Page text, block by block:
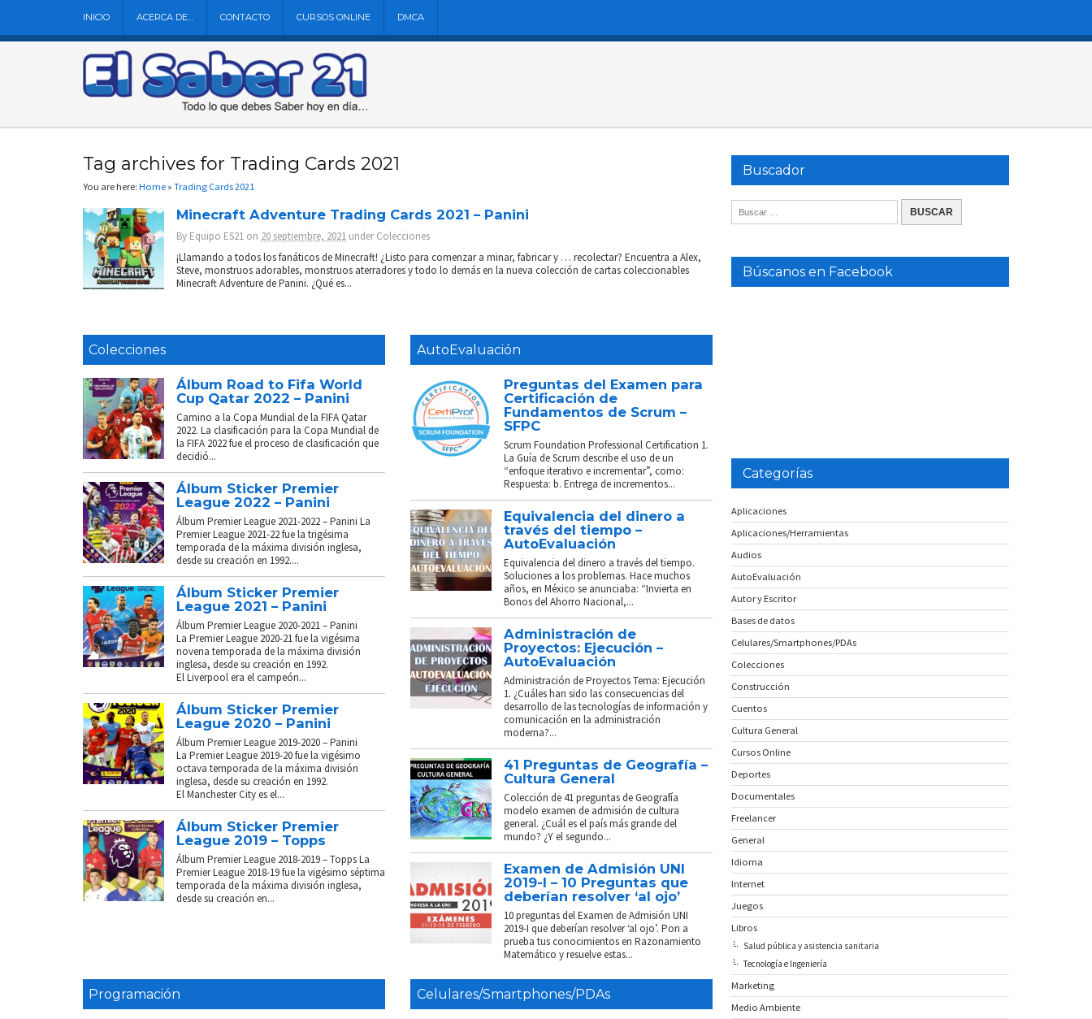
INICIO ACERCA DE… CONTACTO CURSOS ONLINE DMCA
Tag archives for Trading Cards 2021
You are here: Home » Trading Cards 2021
Minecraft Adventure Trading Cards 2021 – Panini
By Equipo ES21 on 20 septiembre, 2021 underColecciones
¡Llamando a todos los fanáticos de Minecraft! ¿Listo para comenzar a minar, fabricar y … recolectar? Encuentra a Alex,
Steve, monstruos adorables, monstruos aterradores y todo lo demás en la nueva colección de cartas coleccionables
Minecraft Adventure de Panini. ¿Qué es...
Colecciones
Álbum Road to Fifa World
Cup Qatar 2022 – Panini
Camino a la Copa Mundial de la FIFA Qatar
2022. La clasificación para la Copa Mundial de
la FIFA 2022 fue el proceso de clasificación que
decidió...
Álbum Sticker Premier
League 2022 – Panini
Álbum Premier League 2021-2022 – Panini La
Premier League 2021-22 fue la trigésima
temporada de la máxima división inglesa,
desde su creación en 1992....
Álbum Sticker Premier
League 2021 – Panini
Álbum Premier League 2020-2021 – Panini
La Premier League 2020-21 fue la vigésima
novena temporada de la máxima división
inglesa, desde su creación en 1992.
El Liverpool era el campeón...
Álbum Sticker Premier
League 2020 – Panini
Álbum Premier League 2019-2020 – Panini
La Premier League 2019-20 fue la vigésimo
octava temporada de la máxima división
inglesa, desde su creación en 1992.
El Manchester City es el...
Álbum Sticker Premier
League 2019 – Topps
Álbum Premier League 2018-2019 – Topps La
Premier League 2018-19 fue la vigésimo séptima
temporada de la máxima división inglesa,
desde su creación en...
AutoEvaluación
Preguntas del Examen para
Certificación de
Fundamentos de Scrum –
SFPC
Scrum Foundation Professional Certification 1.
La Guía de Scrum describe el uso de un
“enfoque iterativo e incrementar”, como:
Respuesta: b. Entrega de incrementos...
Equivalencia del dinero a
través del tiempo –
AutoEvaluación
Equivalencia del dinero a través del tiempo.
Soluciones a los problemas. Hace muchos
años, en México se anunciaba: “Invierta en
Bonos del Ahorro Nacional,...
Administración de
Proyectos: Ejecución –
AutoEvaluación
Administración de Proyectos Tema: Ejecución
1. ¿Cuáles han sido las consecuencias del
desarrollo de las tecnologías de información y
comunicación en la administración
moderna?...
41 Preguntas de Geografía –
Cultura General
Colección de 41 preguntas de Geografía
modelo examen de admisión de cultura
general. ¿Cuál es el país más grande del
mundo? ¿Y el segundo...
Examen de Admisión UNI
2019-I – 10 Preguntas que
deberían resolver ‘al ojo’
10 preguntas del Examen de Admisión UNI
2019-I que deberían resolver ‘al ojo’. Pon a
prueba tus conocimientos en Razonamiento
Matemático y resuelve estas...
Programación Celulares/Smartphones/PDAs
Buscador
Búscanos en Facebook
Categorías
Aplicaciones
Aplicaciones/Herramientas
Audios
AutoEvaluación
Autor y Escritor
Bases de datos
Celulares/Smartphones/PDAs
Colecciones
Construcción
Cuentos
Cultura General
Cursos Online
Deportes
Documentales
Freelancer
General
Idioma
Internet
Juegos
Libros
Salud pública y asistencia sanitaria
Tecnología e Ingeniería
Marketing
Medio Ambiente